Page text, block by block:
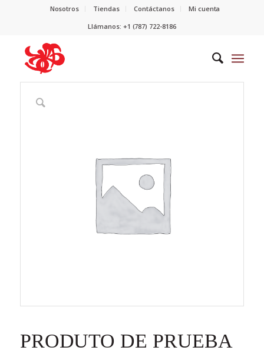
Nosotros Tiendas Contáctanos
Mi cuenta
Llámanos: +1 (787) 722-8186
PRODUTO DE PRUEBA